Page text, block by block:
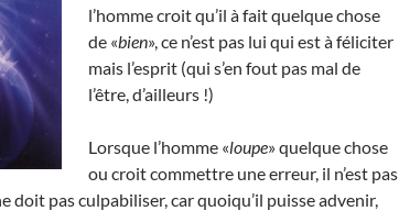
l’homme croit qu’il à fait quelque chose
de «bien», ce n’est pas lui qui est à féliciter
mais l’esprit (qui s’en fout pas mal de
l’être, d’ailleurs !)
Lorsque l’homme «loupe» quelque chose
ou croit commettre une erreur, il n’est pas
doit pas culpabiliser, car quoiqu’il puisse advenir,